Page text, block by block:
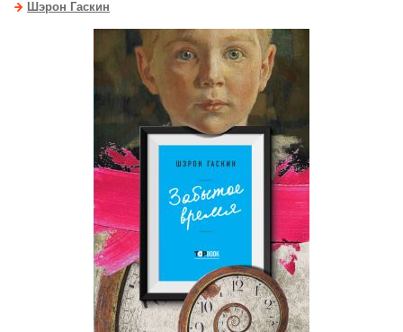
Шэрон Гаскин